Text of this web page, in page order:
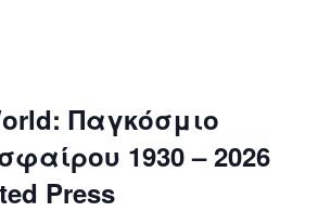
Παγκόσμιο
1930 – 2026
Press